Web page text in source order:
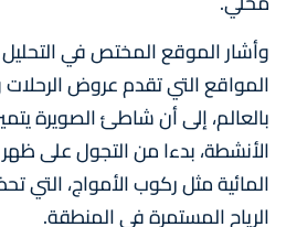
وأشار الموقع المختص في التحليل
المواقع التي تقدم عروض
بالعالم، إلى أن شاطئ الصويرة
الأنشطة، بدءا من التجول على
المائية مثل ركوب الأمواج،
الرياح المستمرة في المنطقة.